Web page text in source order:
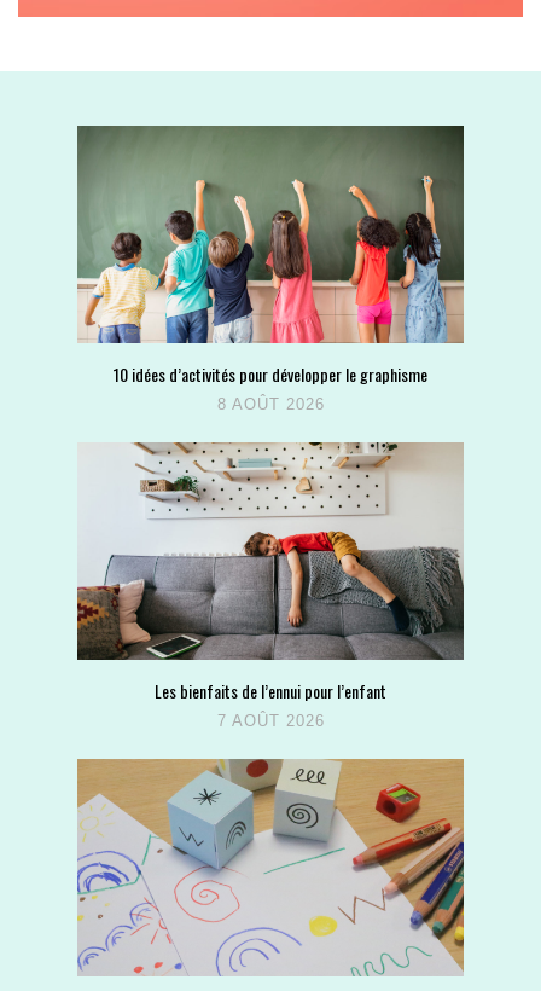
10 idées d’activités pour développer le graphisme
8 AOÛT 2026
Les bienfaits de l’ennui pour l’enfant
7 AOÛT 2026